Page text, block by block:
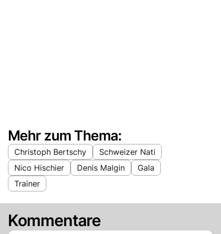
Mehr zum Thema:
Christoph Bertschy
Schweizer Nati
Nico Hischier
Denis Malgin
Gala
Trainer
Kommentare